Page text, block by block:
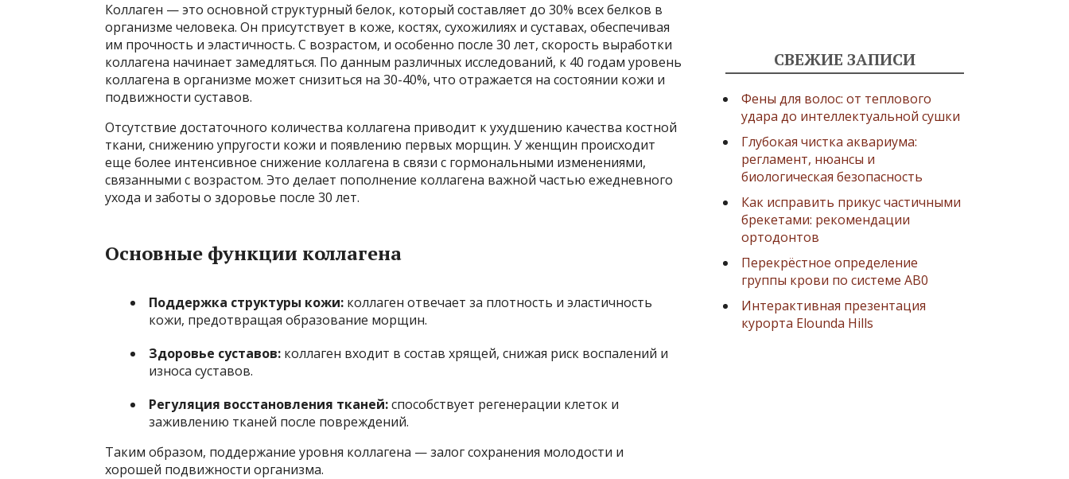
Коллаген — это основной структурный белок, который составляет до 30% всех белков в
организме человека. Он присутствует в коже, костях, сухожилиях и суставах, обеспечивая
им прочность и эластичность. С возрастом, и особенно после 30 лет, скорость выработки
коллагена начинает замедляться. По данным различных исследований, к 40 годам уровень
коллагена в организме может снизиться на 30-40%, что отражается на состоянии кожи и
подвижности суставов.
Отсутствие достаточного количества коллагена приводит к ухудшению качества костной
ткани, снижению упругости кожи и появлению первых морщин. У женщин происходит
еще более интенсивное снижение коллагена в связи с гормональными изменениями,
связанными с возрастом. Это делает пополнение коллагена важной частью ежедневного
ухода и заботы о здоровье после 30 лет.
Основные функции коллагена
Поддержка структуры кожи: коллаген отвечает за плотность и эластичность
кожи, предотвращая образование морщин.
Здоровье суставов: коллаген входит в состав хрящей, снижая риск воспалений и
износа суставов.
Регуляция восстановления тканей:способствует регенерации клеток и
заживлению тканей после повреждений.
Таким образом, поддержание уровня коллагена — залог сохранения молодости и
хорошей подвижности организма.
СВЕЖИЕ ЗАПИСИ
Фены для волос: от теплового
удара до интеллектуальной сушки
Глубокая чистка аквариума:
регламент, нюансы и
биологическая безопасность
Как исправить прикус частичными
брекетами: рекомендации
ортодонтов
Перекрёстное определение
группы крови по системе AB0
Интерактивная презентация
курорта Elounda Hills